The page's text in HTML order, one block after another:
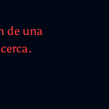
de una